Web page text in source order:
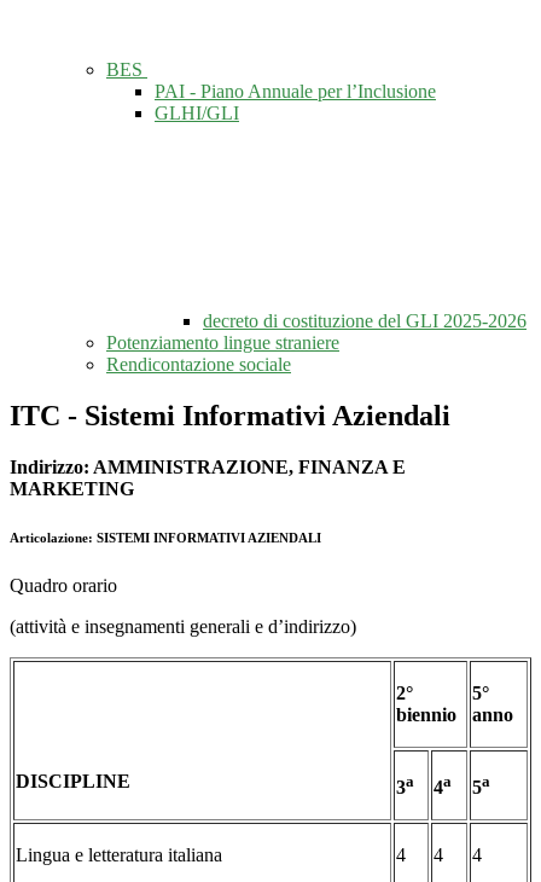
BES
PAI - Piano Annuale per l’Inclusione
GLHI/GLI
decreto di costituzione del GLI 2025-2026
Potenziamento lingue straniere
Rendicontazione sociale
ITC - Sistemi Informativi Aziendali
Indirizzo: AMMINISTRAZIONE, FINANZA E
MARKETING
Articolazione: SISTEMI INFORMATIVI AZIENDALI
Quadro orario
(attività e insegnamenti generali e d’indirizzo)
DISCIPLINE
2°
biennio
5°
anno
3a 4a 5a
Lingua e letteratura italiana 4 4 4